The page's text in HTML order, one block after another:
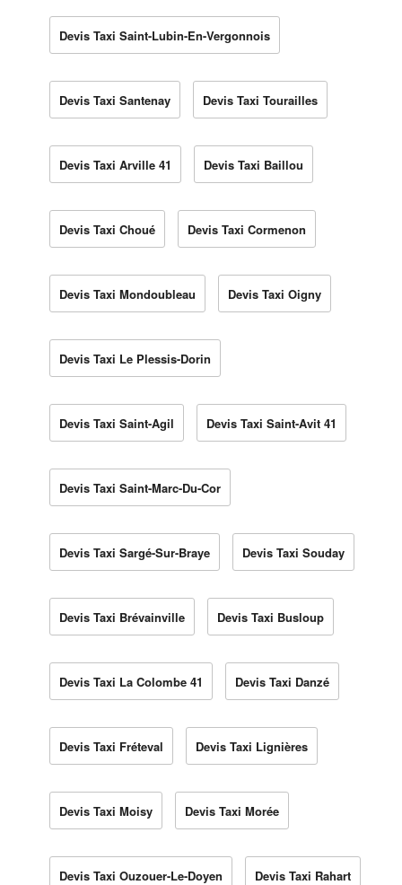
Devis Taxi Saint-Lubin-En-Vergonnois
Devis Taxi Santenay Devis Taxi Tourailles
Devis Taxi Arville 41 Devis Taxi Baillou
Devis Taxi Choué Devis Taxi Cormenon
Devis Taxi Mondoubleau Devis Taxi Oigny
Devis Taxi Le Plessis-Dorin
Devis Taxi Saint-Agil Devis Taxi Saint-Avit 41
Devis Taxi Saint-Marc-Du-Cor
Devis Taxi Sargé-Sur-Braye Devis Taxi Souday
Devis Taxi Brévainville Devis Taxi Busloup
Devis Taxi La Colombe 41 Devis Taxi Danzé
Devis Taxi Fréteval Devis Taxi Lignières
Devis Taxi Moisy Devis Taxi Morée
Devis Taxi Ouzouer-Le-Doyen Devis Taxi Rahart